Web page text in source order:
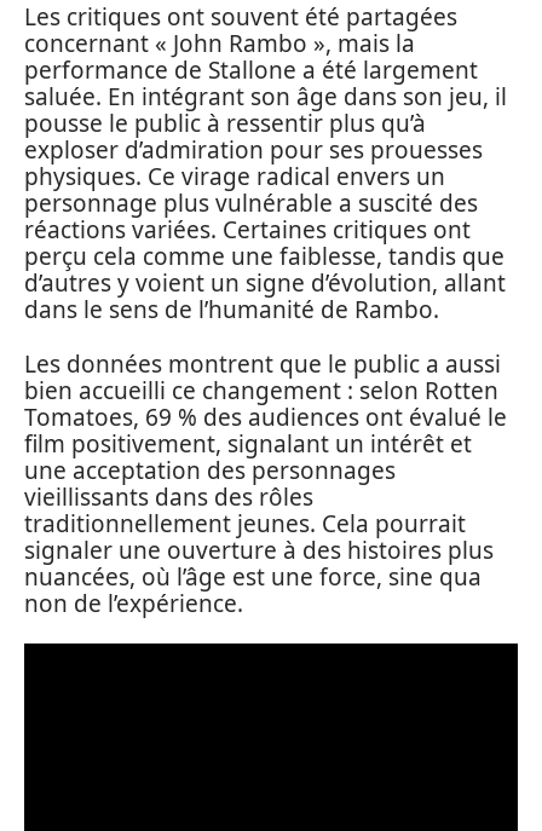
Les critiques ont souvent été partagées
concernant « John Rambo », mais la
performance de Stallone a été largement
saluée. En intégrant son âge dans son jeu, il
pousse le public à ressentir plus qu’à
exploser d’admiration pour ses prouesses
physiques. Ce virage radical envers un
personnage plus vulnérable a suscité des
réactions variées. Certaines critiques ont
perçu cela comme une faiblesse, tandis que
d’autres y voient un signe d’évolution, allant
dans le sens de l’humanité de Rambo.
Les données montrent que le public a aussi
bien accueilli ce changement : selon Rotten
Tomatoes, 69 % des audiences ont évalué le
film positivement, signalant un intérêt et
une acceptation des personnages
vieillissants dans des rôles
traditionnellement jeunes. Cela pourrait
signaler une ouverture à des histoires plus
nuancées, où l’âge est une force, sine qua
non de l’expérience.